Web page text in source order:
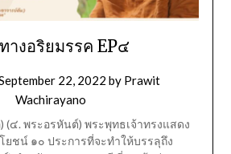
างอริยมรรค EP๔
22, 2022 by Prawit
Wachirayano
(๔. พระอรหันต์) พระพุทธเจ้าทรงแสดง
ยชน์ ๑๐ ประการที่จะทำให้บรรลุถึง